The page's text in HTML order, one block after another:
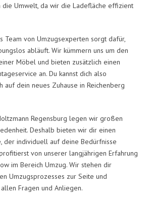
die Umwelt, da wir die Ladefläche effizient
Team von Umzugsexperten sorgt dafür,
abläuft. Wir kümmern uns um den
Möbel und bieten zusätzlich einen
an. Du kannst dich also
auf dein neues Zuhause in Reichenberg
Regensburg legen wir großen
Deshalb bieten wir dir einen
der individuell auf deine Bedürfnisse
von unserer langjährigen Erfahrung
im Bereich Umzug. Wir stehen dir
Umzugsprozesses zur Seite und
Fragen und Anliegen.